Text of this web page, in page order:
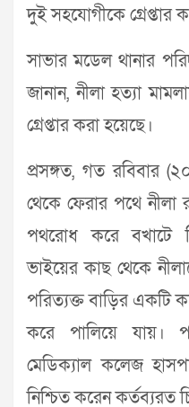
দুই সহযোগীকে গ্রেপ্তার
সাভার মডেল থানার
জানান, নীলা হত্যা
গ্রেপ্তার করা হয়েছে।
প্রসঙ্গত, গত রবিবার
থেকে ফেরার পথে
পথরোধ করে বখাটে
ভাইয়ের কাছ থেকে
পরিত্যক্ত বাড়ির একটি
করে পালিয়ে যায়।
মেডিক্যাল কলেজ
নিশ্চিত করেন কর্তব্যরত